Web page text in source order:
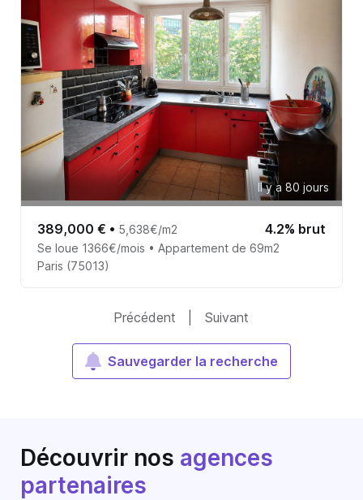
Il y a 80 jours
389,000 € • 5,638€/m2 4.2% brut
Se loue 1366€/mois • Appartement de 69m2
Paris (75013)
Précédent Suivant
Sauvegarder la recherche
Découvrir nos agences
partenaires